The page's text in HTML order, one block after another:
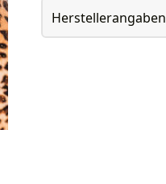
Herstellerangaben